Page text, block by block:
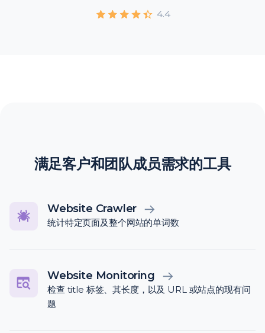
4.4
满足客户和团队成员需求的工具
Website Crawler
统计特定页面及整个网站的单词数
Website Monitoring
检查 title 标签、其长度，以及 URL 或站点的现有问
题